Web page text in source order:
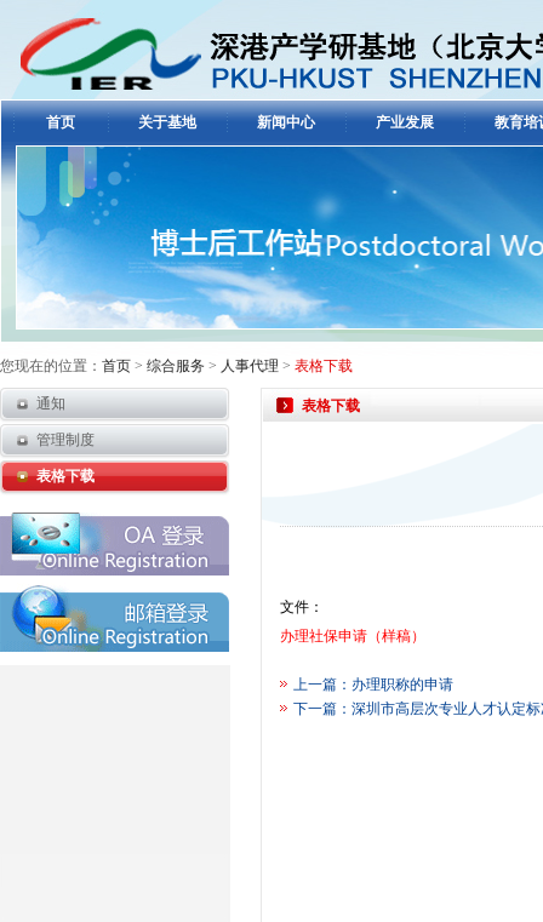
首页 关于基地 新闻中心 产业发展 教育培
您现在的位置： 首页 > 综合服务 > 人事代理 > 表格下载
表格下载
文件：
办理社保申请（样稿）
上一篇： 办理职称的申请
下一篇： 深圳市高层次专业人才认定
通知
管理制度
表格下载